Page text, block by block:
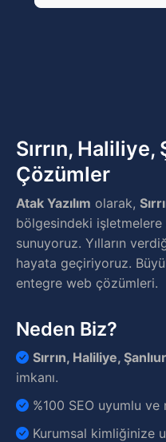
Sırrın,
Çözümler
Atak Yazılım olarak,
bölgesindeki işletmelere
sunuyoruz. Yılların
hayata geçiriyoruz.
entegre web çözümleri.
Neden Biz?
Sırrın, Haliliye,
imkanı.
%100 SEO uyumlu
Kurumsal kimliğinize